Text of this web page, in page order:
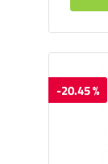
-20.45 %